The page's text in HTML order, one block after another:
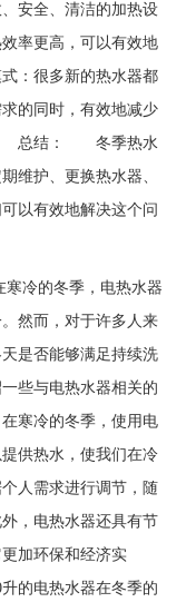
安全、清洁的加热设
率更高，可以有效地
：很多新的热水器都
的同时，有效地减少
。 总结： 冬季热水
维护、更换热水器、
以有效地解决这个问
寒冷的冬季，电热水器
然而，对于许多人来
是否能够满足持续洗
些与电热水器相关的
冷的冬季，使用电
供热水，使我们在冷
人需求进行调节，随
，电热水器还具有节
加环保和经济实
电热水器在冬季的